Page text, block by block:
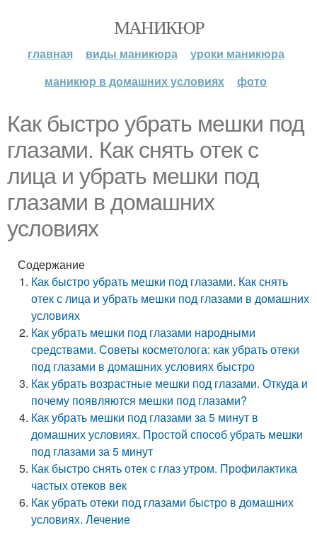
МАНИКЮР
главная виды маникюра
уроки маникюра
маникюр в домашних условиях
фото
Как быстро убрать мешки под
глазами. Как снять отек с
лица и убрать мешки под
глазами в домашних
условиях
Содержание
Как быстро убрать мешки под глазами. Как снять
отек с лица и убрать мешки под глазами в домашних
условиях
Как убрать мешки под глазами народными
средствами. Советы косметолога: как убрать отеки
под глазами в домашних условиях быстро
Как убрать возрастные мешки под глазами. Откуда и
почему появляются мешки под глазами?
Как убрать мешки под глазами за 5 минут в
домашних условиях. Простой способ убрать мешки
под глазами за 5 минут
Как быстро снять отек с глаз утром. Профилактика
частых отеков век
Как убрать отеки под глазами быстро в домашних
условиях. Лечение